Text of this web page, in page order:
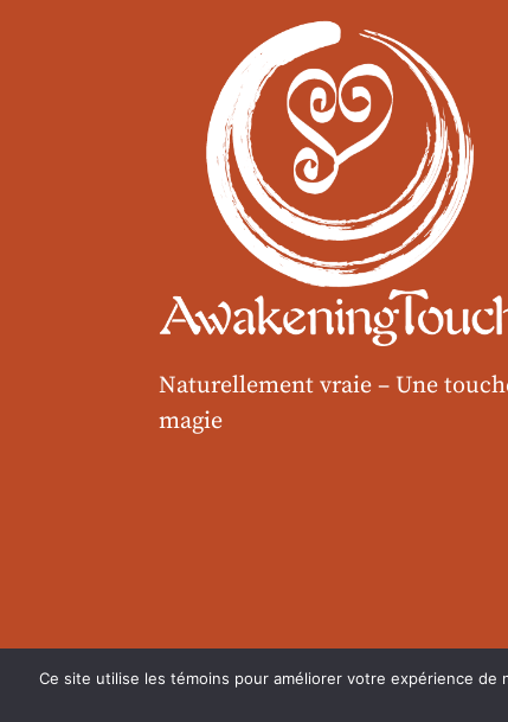
Naturellement vraie – Une
magie
Ce site utilise les témoins pour améliorer votre expérience